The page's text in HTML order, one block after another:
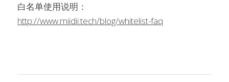
白名单使用说明：
http://www.miidii.tech/blog/whitelist-faq